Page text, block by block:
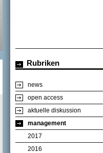
Rubriken
news
open access
aktuelle diskussion
management
2017
2016